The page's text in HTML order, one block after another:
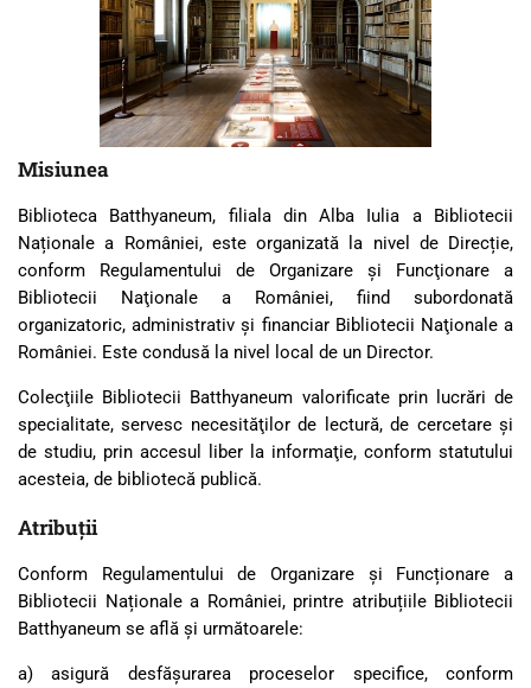
Misiunea
Biblioteca Batthyaneum, filiala din Alba Iulia a Bibliotecii
Naționale a României, este organizată la nivel de Direcție,
conform Regulamentului de Organizare şi Funcţionare a
Bibliotecii Naţionale a României, fiind subordonată
organizatoric, administrativ şi financiar Bibliotecii Naţionale a
României. Este condusă la nivel local de un Director.
Colecţiile Bibliotecii Batthyaneum valorificate prin lucrări de
specialitate, servesc necesităţilor de lectură, de cercetare şi
de studiu, prin accesul liber la informaţie, conform statutului
acesteia, de bibliotecă publică.
Atribuţii
Conform Regulamentului de Organizare și Funcționare a
Bibliotecii Naționale a României, printre atribuțiile Bibliotecii
Batthyaneum se află și următoarele:
a) asigură desfăşurarea proceselor specifice, conform